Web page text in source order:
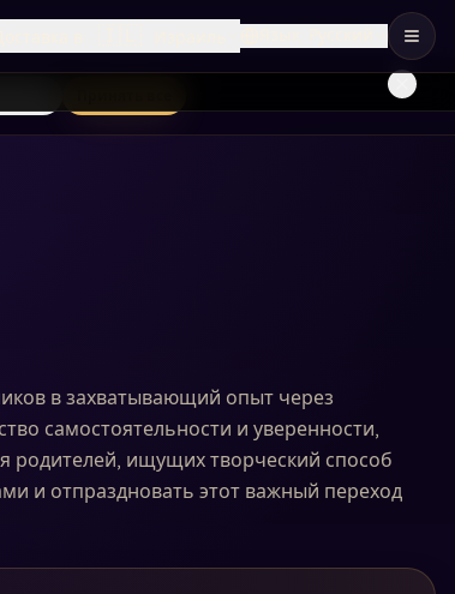
в захватывающий опыт через
самостоятельности и уверенности,
родителей, ищущих творческий способ
и отпраздновать этот важный переход